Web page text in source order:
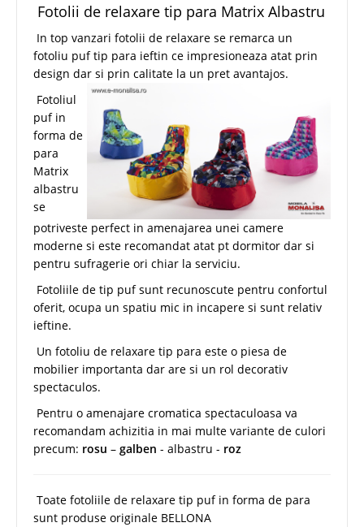
Fotolii de relaxare tip para Matrix Albastru
In top vanzari fotolii de relaxare se remarca un
fotoliu puf tip para ieftin ce impresioneaza atat prin
design dar si prin calitate la un pret avantajos.
Fotoliul
puf in
forma de
para
Matrix
albastru
se
potriveste perfect in amenajarea unei camere
moderne si este recomandat atat pt dormitor dar si
pentru sufragerie ori chiar la serviciu.
Fotoliile de tip puf sunt recunoscute pentru confortul
oferit, ocupa un spatiu mic in incapere si sunt relativ
ieftine.
Un fotoliu de relaxare tip para este o piesa de
mobilier importanta dar are si un rol decorativ
spectaculos.
Pentru o amenajare cromatica spectaculoasa va
recomandam achizitia in mai multe variante de culori
precum: rosu – galben - albastru - roz
Toate fotoliile de relaxare tip puf in forma de para
sunt produse originale BELLONA